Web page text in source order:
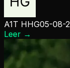
A1T HHG05-08-
Leer →